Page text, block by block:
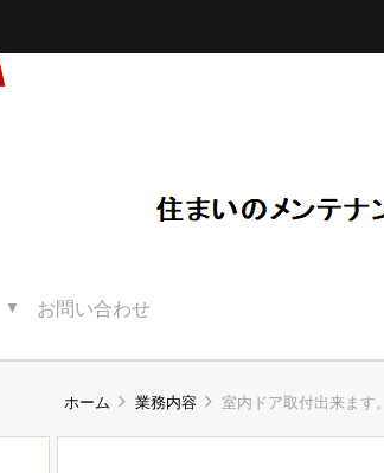
▼ お問い合わせ
ホーム 業務内容 室内ドア取付出来ます。